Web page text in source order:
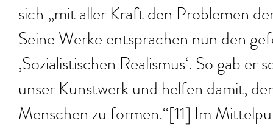
sich „mit aller Kraft den Problemen
Seine Werke entsprachen nun den
‚Sozialistischen Realismus‘. So gab er
unser Kunstwerk und helfen damit,
Menschen zu formen.“[11] Im